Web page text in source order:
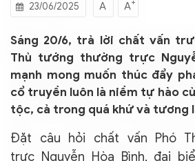
23/06/2025 A A+
Sáng 20/6, trả lời chất vấn
Thủ tướng thường trực
mạnh mong muốn thúc đẩy
cổ truyền luôn là niềm tự hào
tộc, cả trong quá khứ và tương
Đặt câu hỏi chất vấn Phó
trực Nguyễn Hòa Bình, đại